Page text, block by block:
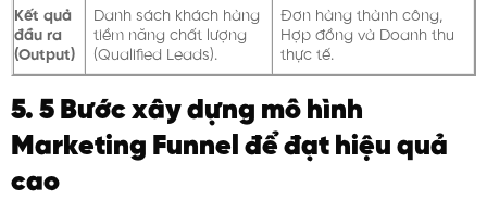
Kết quả
đầu ra
(Output)
Danh sách khách hàng
tiềm năng chất lượng
(Qualified Leads).
Đơn hàng thành công,
Hợp đồng và Doanh thu
thực tế.
5. 5 Bước xây dựng mô hình
Marketing Funnel để đạt hiệu quả
cao